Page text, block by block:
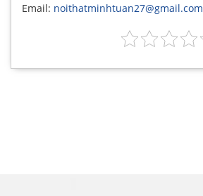
Email: noithatminhtuan27@gmail.com